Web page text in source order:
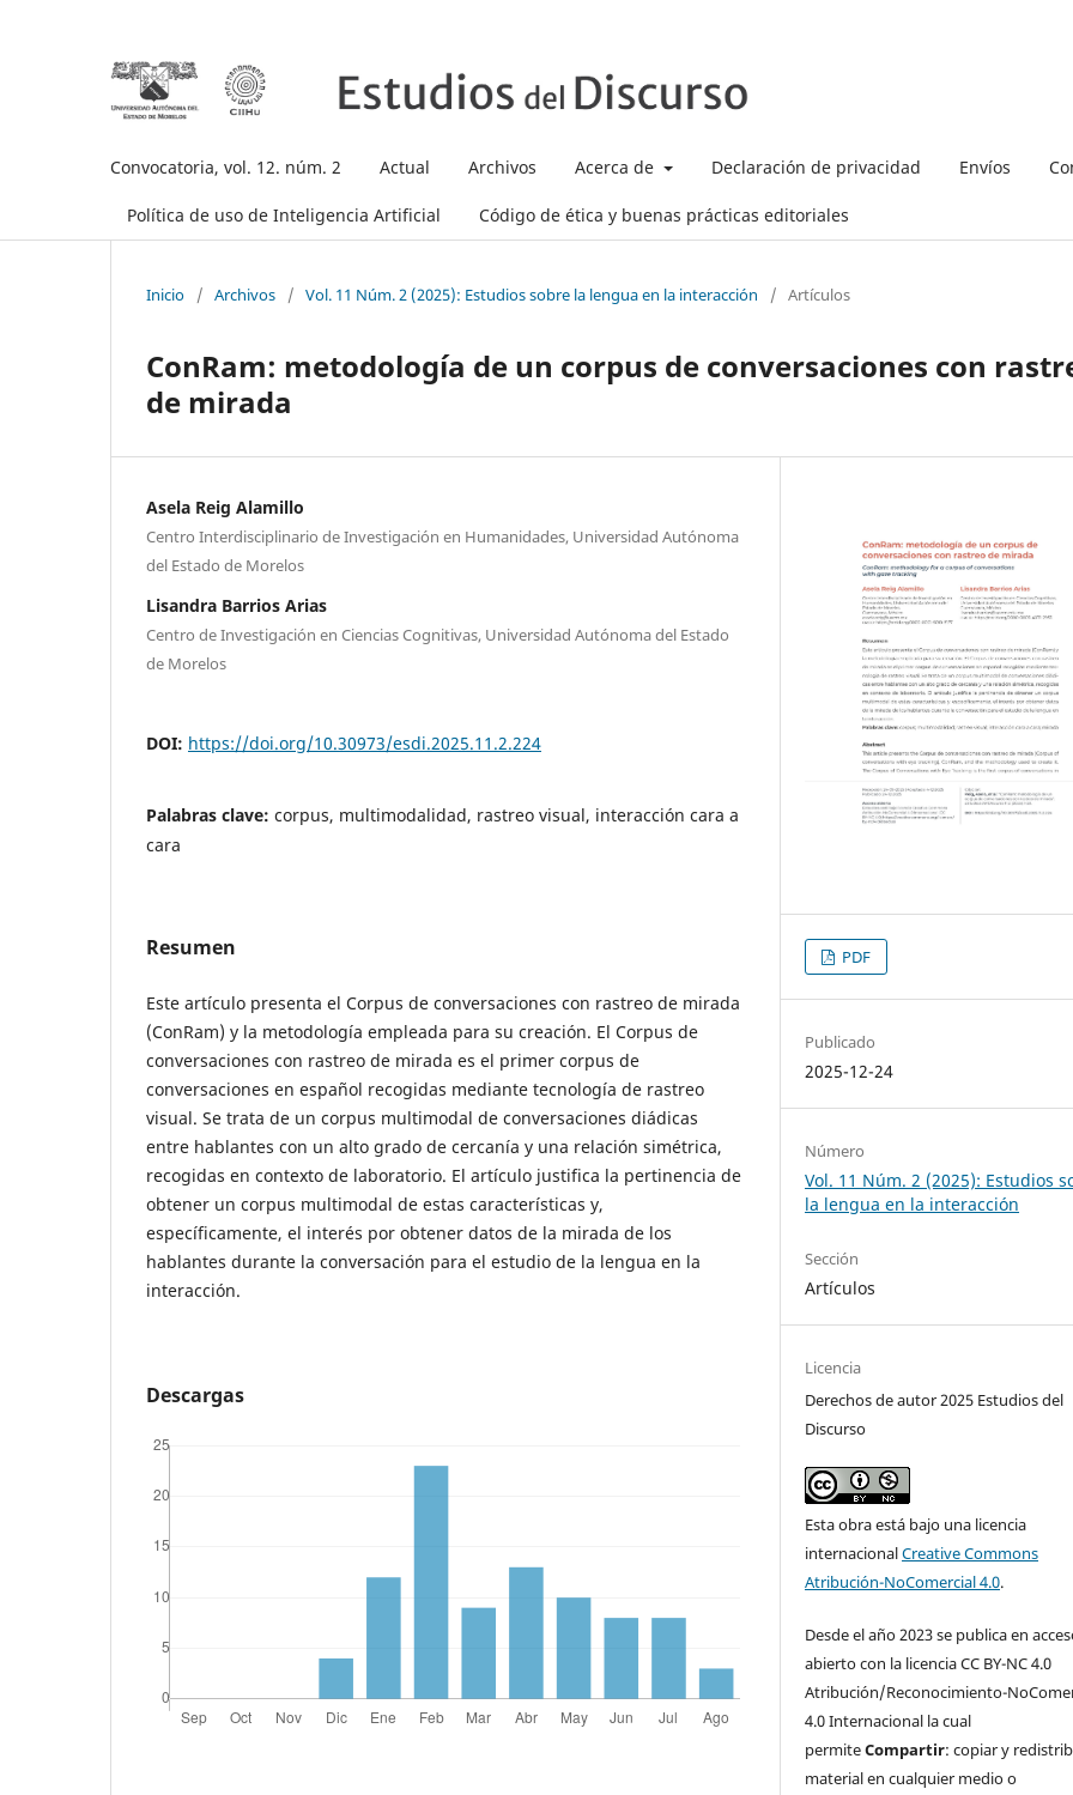
Convocatoria, vol. 12. núm. 2 Actual Archivos Acerca de Declaración de privacidad Envíos
Política de uso de Inteligencia Artificial Código de ética y buenas prácticas editoriales
Inicio / Archivos / Vol. 11 Núm. 2 (2025): Estudios sobre la lengua en la interacción / Artículos
ConRam: metodología de un corpus de conversaciones con
de mirada
Asela Reig Alamillo
Centro Interdisciplinario de Investigación en Humanidades, Universidad Autónoma
del Estado de Morelos
Lisandra Barrios Arias
Centro de Investigación en Ciencias Cognitivas, Universidad Autónoma del Estado
de Morelos
DOI: https://doi.org/10.30973/esdi.2025.11.2.224
Palabras clave: corpus, multimodalidad, rastreo visual, interacción cara a
cara
Resumen
Este artículo presenta el Corpus de conversaciones con rastreo de mirada
(ConRam) y la metodología empleada para su creación. El Corpus de
conversaciones con rastreo de mirada es el primer corpus de
conversaciones en español recogidas mediante tecnología de rastreo
visual. Se trata de un corpus multimodal de conversaciones diádicas
entre hablantes con un alto grado de cercanía y una relación simétrica,
recogidas en contexto de laboratorio. El artículo justifica la pertinencia de
obtener un corpus multimodal de estas características y,
específicamente, el interés por obtener datos de la mirada de los
hablantes durante la conversación para el estudio de la lengua en la
interacción.
Descargas
PDF
Publicado
2025-12-24
Número
Vol. 11 Núm. 2 (2025): Estudios
la lengua en la interacción
Sección
Artículos
Licencia
Derechos de autor 2025 Estudios del
Discurso
Esta obra está bajo una licencia
internacionalCreative Commons
Atribución-NoComercial 4.0.
Desde el año 2023 se publica en
abierto con la licencia CC BY-NC 4.0
Atribución/Reconocimiento-
4.0 Internacional la cual
permiteCompartir: copiar y
material en cualquier medio o